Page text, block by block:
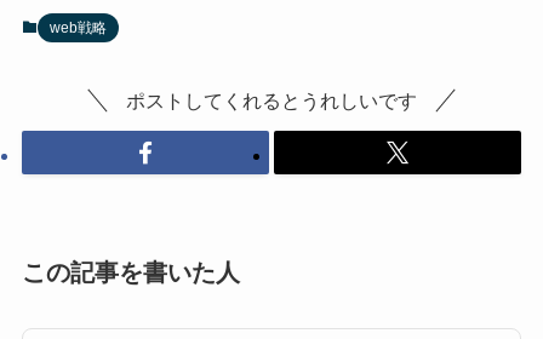
web戦略
ポストしてくれるとうれしいです
この記事を書いた人